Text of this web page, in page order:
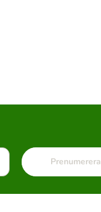
Prenumerera